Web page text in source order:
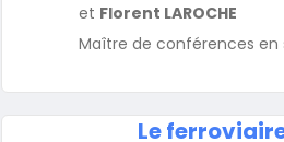
et Florent LAROCHE
Maître de conférences en
Le